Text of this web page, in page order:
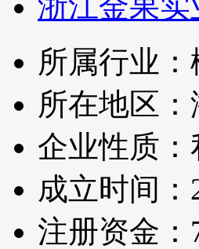
所属行业
所在地区
企业性质：
成立时间：
注册资金：